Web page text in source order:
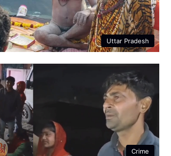
Uttar Pradesh
Crime